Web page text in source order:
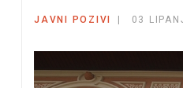
JAVNI POZIVI 03